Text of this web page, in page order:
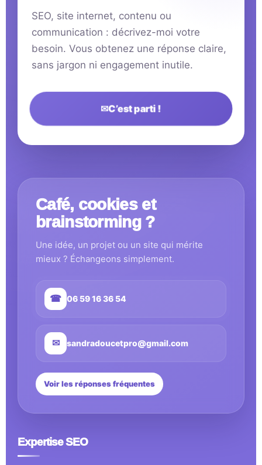
SEO, site internet, contenu ou
communication : décrivez-moi votre
besoin. Vous obtenez une réponse claire,
sans jargon ni engagement inutile.
✉C’est parti !
Café, cookies et
brainstorming ?
Une idée, un projet ou un site qui mérite
mieux ? Échangeons simplement.
☎ 06 59 16 36 54
✉ sandradoucetpro@gmail.com
Voir les réponses fréquentes
Expertise SEO